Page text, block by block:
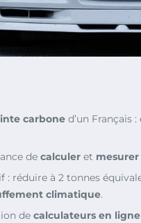
carbone d’un Français
de calculer et mesurer
: réduire à 2 tonnes
climatique.
de calculateurs en ligne